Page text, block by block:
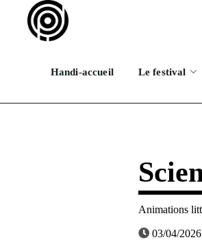
Handi-accueil Le festival
Animations
03/04/2026